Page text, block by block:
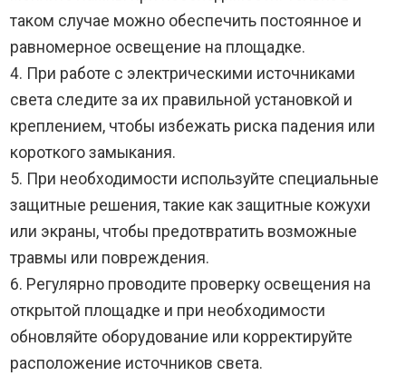
таком случае можно обеспечить постоянное и
равномерное освещение на площадке.
4. При работе с электрическими источниками
света следите за их правильной установкой и
креплением, чтобы избежать риска падения или
короткого замыкания.
5. При необходимости используйте специальные
защитные решения, такие как защитные кожухи
или экраны, чтобы предотвратить возможные
травмы или повреждения.
6. Регулярно проводите проверку освещения на
открытой площадке и при необходимости
обновляйте оборудование или корректируйте
расположение источников света.